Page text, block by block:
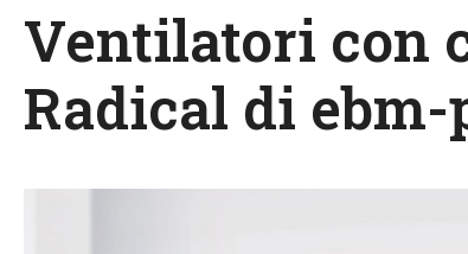
Ventilatori con
Radical di ebm-